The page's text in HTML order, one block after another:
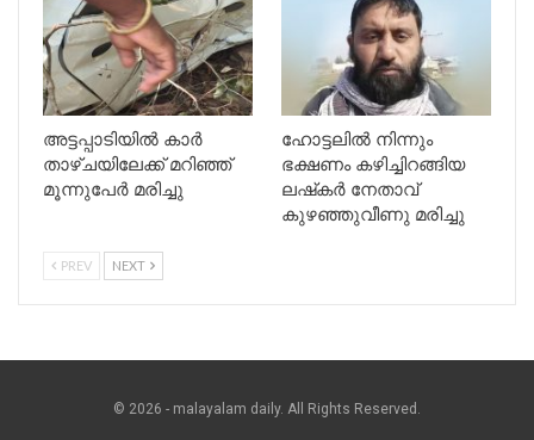
അട്ടപ്പാടിയിൽ കാര്‍
താഴ്ചയിലേക്ക് മറിഞ്ഞ്
മൂന്നുപേര്‍ മരിച്ചു
ഹോട്ടലിൽ നിന്നും
ഭക്ഷണം കഴിച്ചിറങ്ങിയ
ലഷ്‌കർ നേതാവ്
കുഴഞ്ഞുവീണു മരിച്ചു
PREV NEXT
© 2026 - malayalam daily. All Rights Reserved.